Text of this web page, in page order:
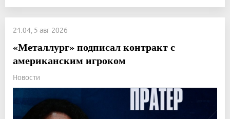
21:04, 5 авг 2026
«Металлург» подписал контракт с
американским игроком
Новости